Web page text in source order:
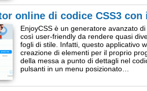
online di codice CSS3
EnjoyCSS è un generatore avanzato
così user-friendly da rendere quasi
fogli di stile. Infatti, questo applicativo
creazione di elementi per il proprio
della messa a punto di dettagli nel
pulsanti in un menu posizionato…